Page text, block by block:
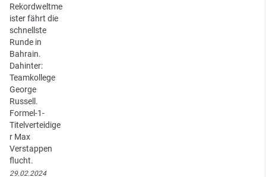
Rekordweltme
ister fährt die
schnellste
Runde in
Bahrain.
Dahinter:
Teamkollege
George
Russell.
Formel-1-
Titelverteidige
r Max
Verstappen
flucht.
29.02.2024